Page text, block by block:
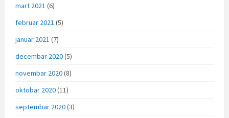
mart 2021 (6)
februar 2021 (5)
januar 2021 (7)
decembar 2020(5)
novembar 2020(8)
oktobar 2020(11)
septembar 2020(3)